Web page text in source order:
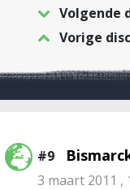
Volgende
Vorige
#9
3 maart 2011 ,